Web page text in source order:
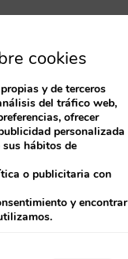
cookies
y de terceros
del tráfico web,
ofrecer
personalizada
hábitos de
o publicitaria con
y encontrar